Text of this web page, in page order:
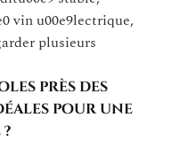
vin u00e9lectrique,
plusieurs
près des
pour une